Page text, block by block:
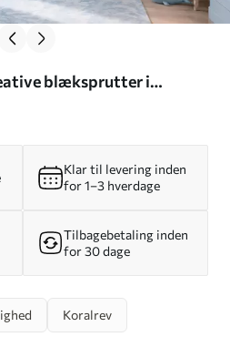
blæksprutter i
w05568
Klar til levering inden
for 1–3 hverdage
Tilbagebetaling inden
for 30 dage
Koralrev